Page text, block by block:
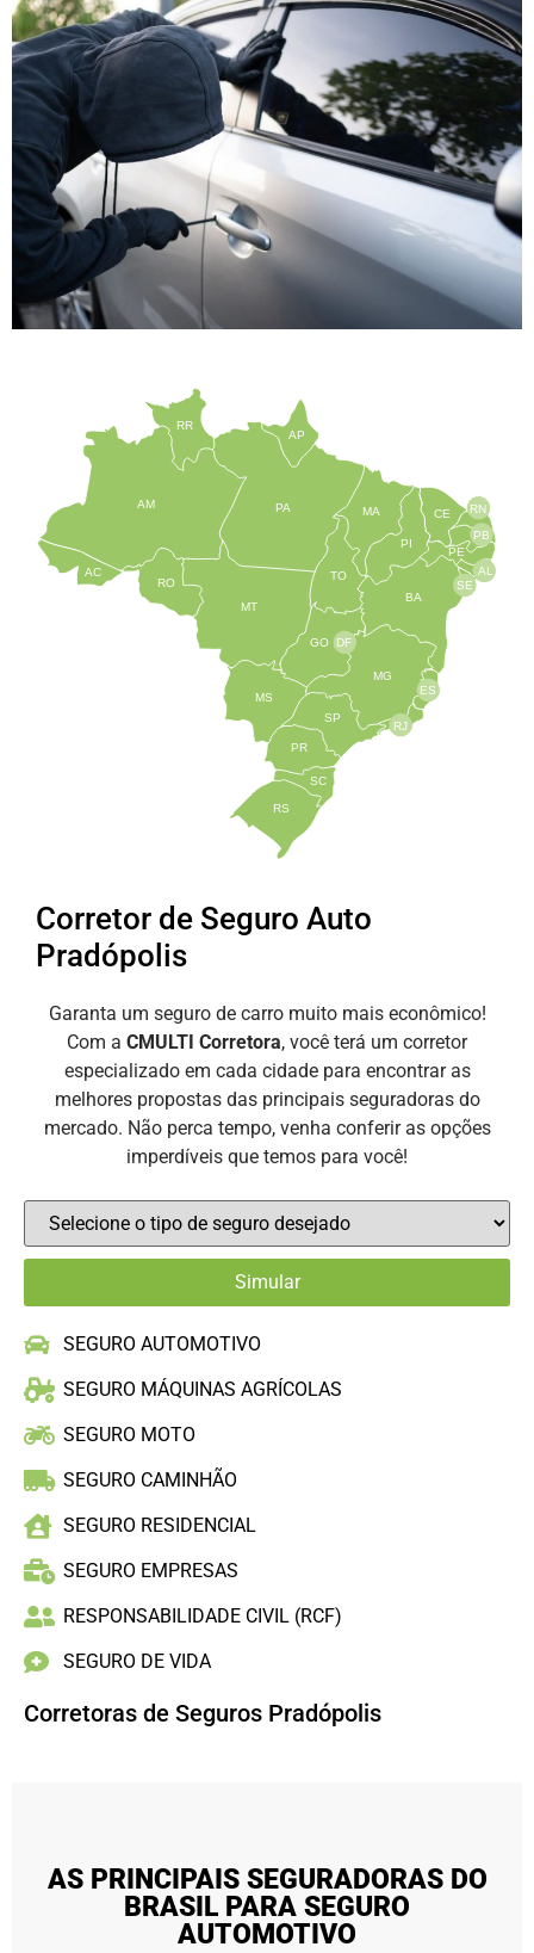
TO
BA
SE
PE
AL
RN
CE
PI
MA
AP
PA
RR
AM
AC
RO
MT
MS
GO
PR
SC
RS
SP
MG
RJ
ES
DF
PB
Corretor de Seguro Auto
Pradópolis
Garanta um seguro de carro muito mais econômico!
Com a CMULTI Corretora, você terá um corretor
especializado em cada cidade para encontrar as
melhores propostas das principais seguradoras do
mercado. Não perca tempo, venha conferir as opções
imperdíveis que temos para você!
SEGURO AUTOMOTIVO
SEGURO MÁQUINAS AGRÍCOLAS
SEGURO MOTO
SEGURO CAMINHÃO
SEGURO RESIDENCIAL
SEGURO EMPRESAS
RESPONSABILIDADE CIVIL (RCF)
SEGURO DE VIDA
Corretoras de Seguros Pradópolis
AS PRINCIPAIS SEGURADORAS DO
BRASIL PARA SEGURO
AUTOMOTIVO